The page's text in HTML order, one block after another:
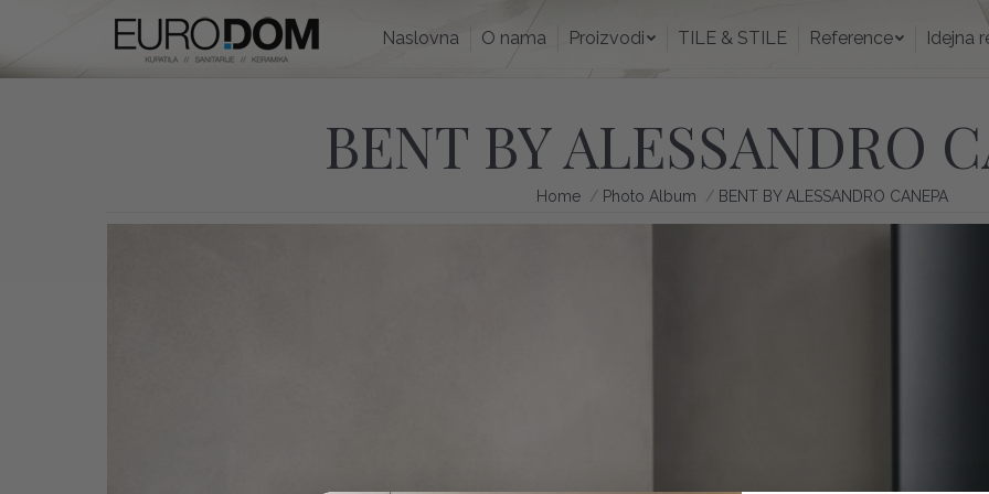
Naslovna O nama Proizvodi TILE & STILE Reference Idejna
BENT BY ALESSANDRO
You are here:
Home Photo Album BENT BY ALESSANDRO CANEPA
Naslovna O nama Proizvodi TILE & STILE Reference Idejna